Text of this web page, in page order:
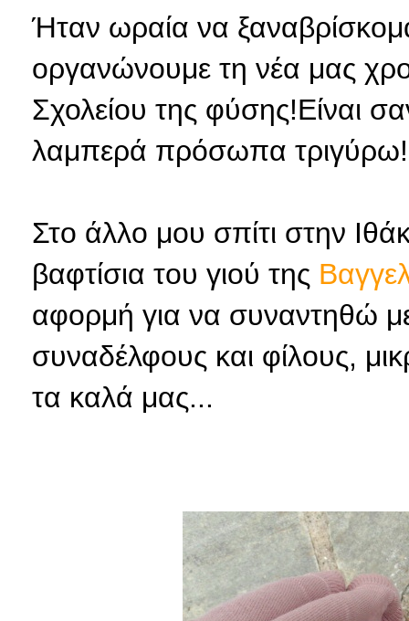
Ήταν ωραία να
οργανώνουμε τη νέα μας
Σχολείου της φύσης!Είναι
λαμπερά πρόσωπα
Στο άλλο μου σπίτι στην
βαφτίσια του γιού της
αφορμή για να συναντηθώ
συναδέλφους και φίλους,
τα καλά μας...